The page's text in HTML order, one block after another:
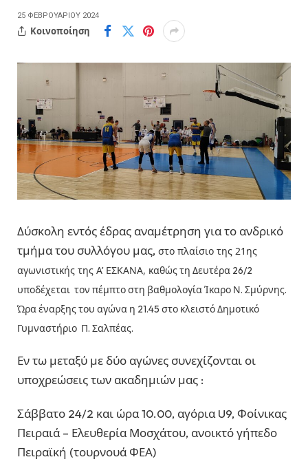
25 ΦΕΒΡΟΥΑΡΊΟΥ 2024
Κοινοποίηση
Δύσκολη εντός έδρας αναμέτρηση για το ανδρικό
τμήμα του συλλόγου μας, στο πλαίσιο της 21ης
αγωνιστικής της Α’ ΕΣΚΑΝΑ, καθώςτη Δευτέρα 26/2
υποδέχεται τον πέμπτο στη βαθμολογία Ίκαρο Ν. Σμύρνης.
Ώρα έναρξης του αγώνα η 21.45 στο κλειστό Δημοτικό
Γυμναστήριο Π. Σαλπέας.
Εν τω μεταξύ με δύο αγώνες συνεχίζονται οι
υποχρεώσεις των ακαδημιών μας :
Σάββατο 24/2 και ώρα 10.00, αγόρια U9, Φοίνικας
Πειραιά – Ελευθερία Μοσχάτου, ανοικτό γήπεδο
Πειραϊκή (τουρνουά ΦΕΑ)